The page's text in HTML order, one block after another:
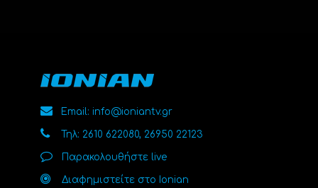
Email: info@ioniantv.gr
Τηλ: 2610 622080, 26950 22123
Παρακολουθήστε live
Διαφημιστείτε στο Ionian